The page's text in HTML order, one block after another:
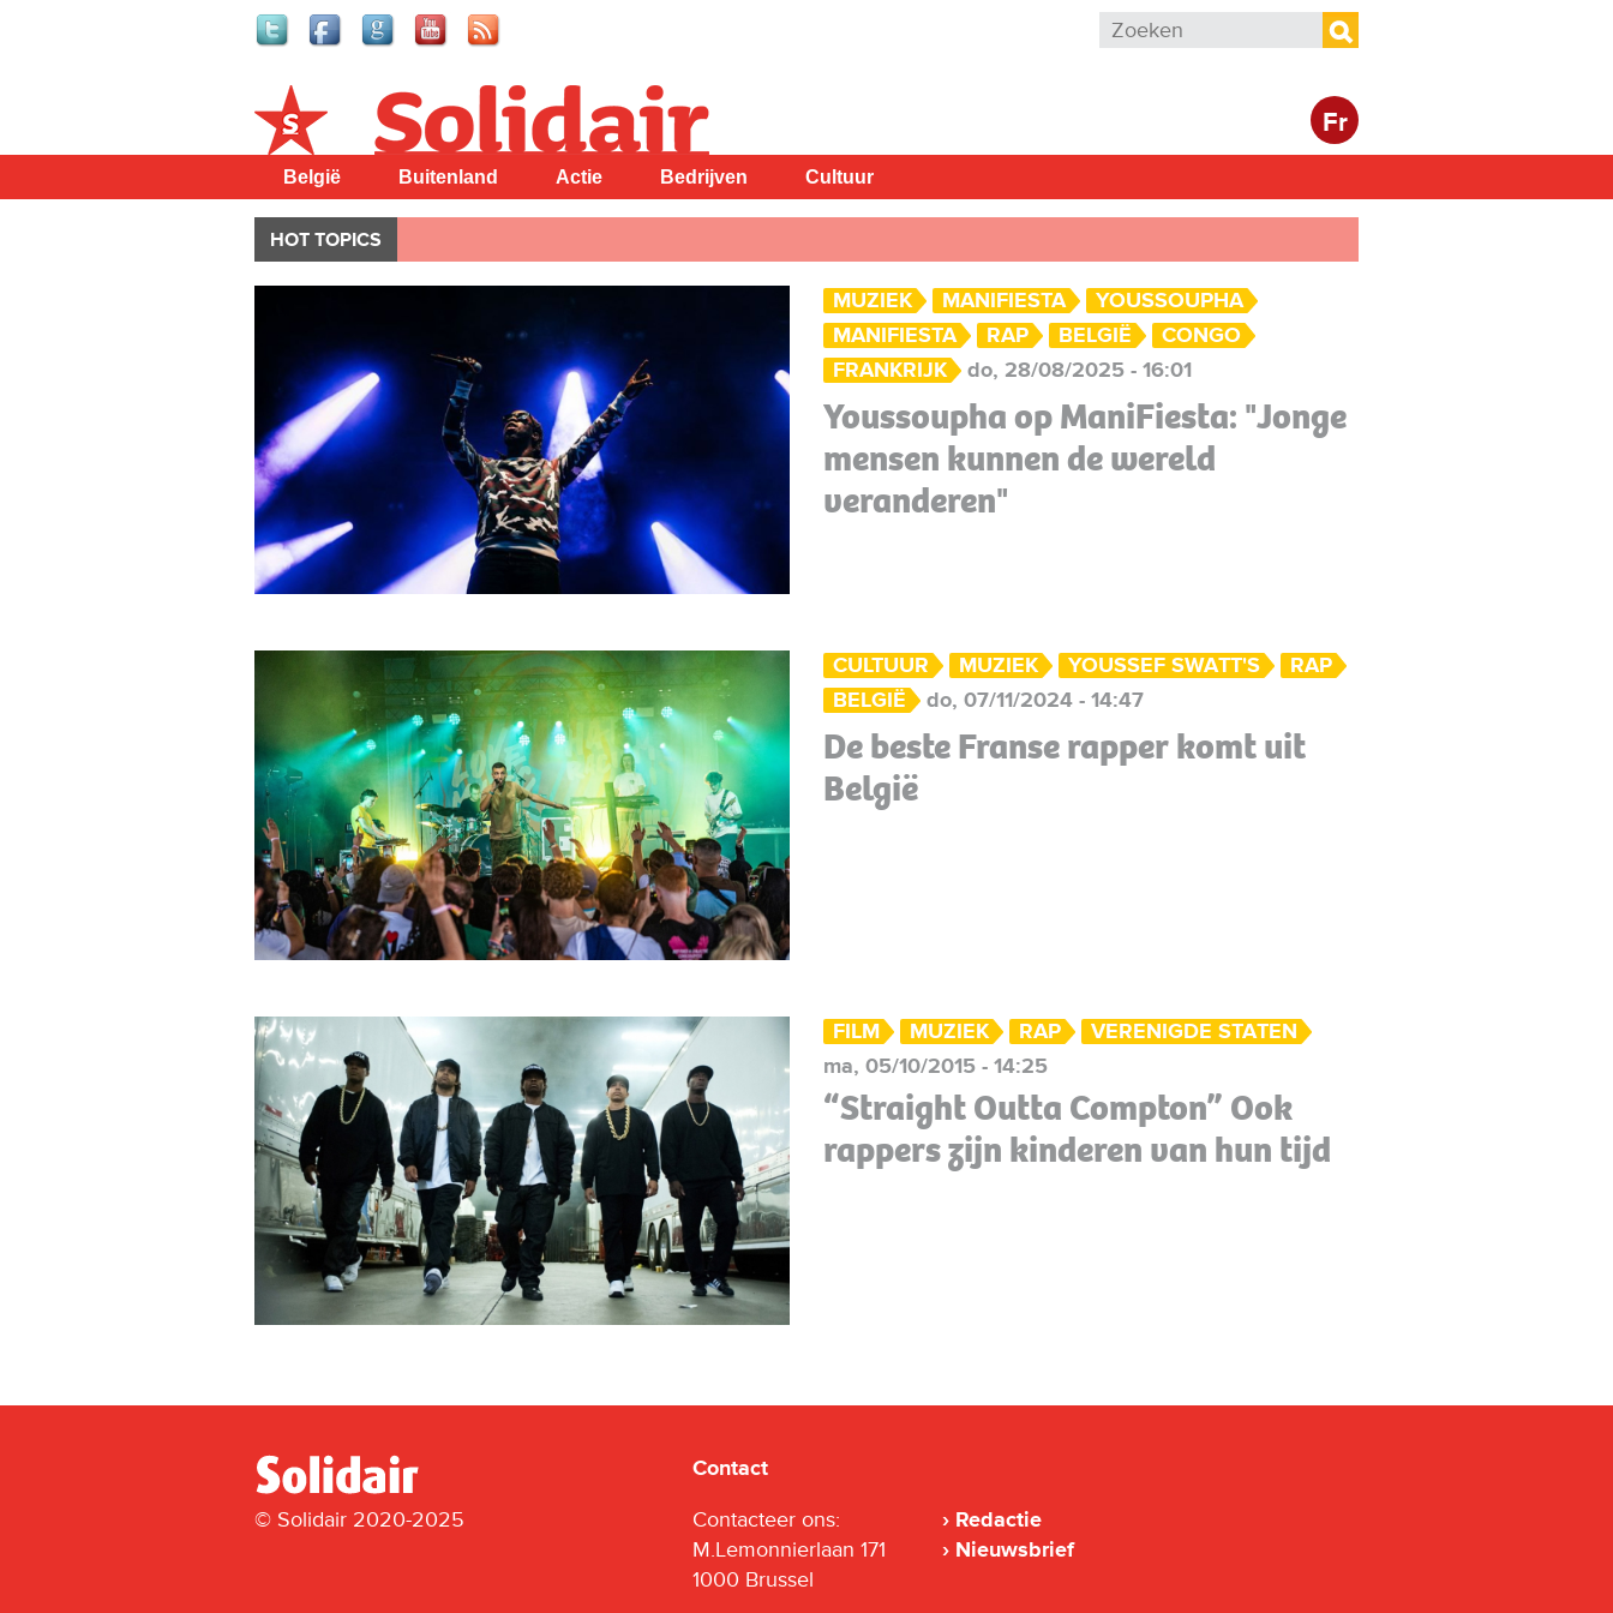
Zoekveld
Zoeken
Fr
Solidair
België Buitenland Actie Bedrijven Cultuur
HOT TOPICS
MUZIEK MANIFIESTA
YOUSSOUPHA
MANIFIESTA
RAP BELGIË
CONGO
FRANKRIJK
do, 28/08/2025 - 16:01
Youssoupha op ManiFiesta: "Jonge
mensen kunnen de wereld
veranderen"
CULTUUR MUZIEK YOUSSEF SWATT'S
RAP
BELGIË
do, 07/11/2024 - 14:47
De beste Franse rapper komt uit
België
FILM MUZIEK RAP
VERENIGDE STATEN
ma, 05/10/2015 - 14:25
“Straight Outta Compton” Ook
rappers zijn kinderen van hun tijd
© Solidair 2020-2025
Contact
Contacteer ons:
M.Lemonnierlaan 171
1000 Brussel
Redactie
Nieuwsbrief